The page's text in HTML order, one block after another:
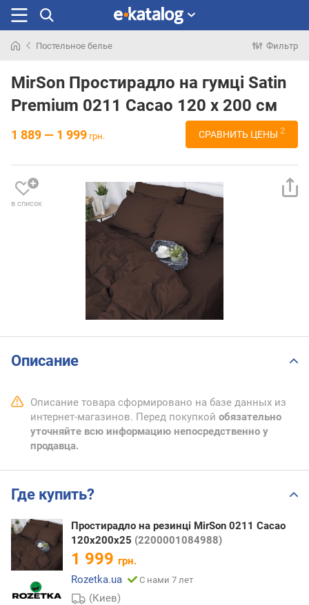
раньше
Постельное белье Фильтр
MirSon Простирадло на гумці Satin
Premium 0211 Cacao 120 х 200 см
1 889 — 1 999 грн. СРАВНИТЬ ЦЕНЫ 2
в список
Описание
Описание товара сформировано на базе данных из
интернет-магазинов. Перед покупкой обязательно
уточняйте всю информацию непосредственно у
продавца.
Где купить?
Простирадло на резинці MirSon 0211 Cacao
120х200х25 (2200001084988)
1 999 грн.
Rozetka.ua
С нами 7 лет
(Киев)